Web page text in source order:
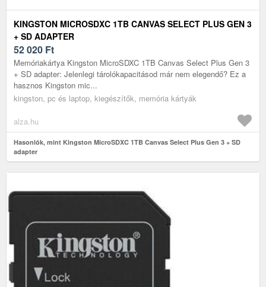
KINGSTON MICROSDXC 1TB CANVAS SELECT PLUS GEN 3
+ SD ADAPTER
52 020 Ft
Memóriakártya Kingston MicroSDXC 1TB Canvas Select Plus Gen 3
+ SD adapter: Jelenlegi tárolókapacitásod már nem elegendő? Ez a
hasznos Kingston mic...
kingston, pc és laptop, kiegészítők, memória kártyák
alza.hu
Hasonlók, mint Kingston MicroSDXC 1TB Canvas Select Plus Gen 3 + SD
adapter